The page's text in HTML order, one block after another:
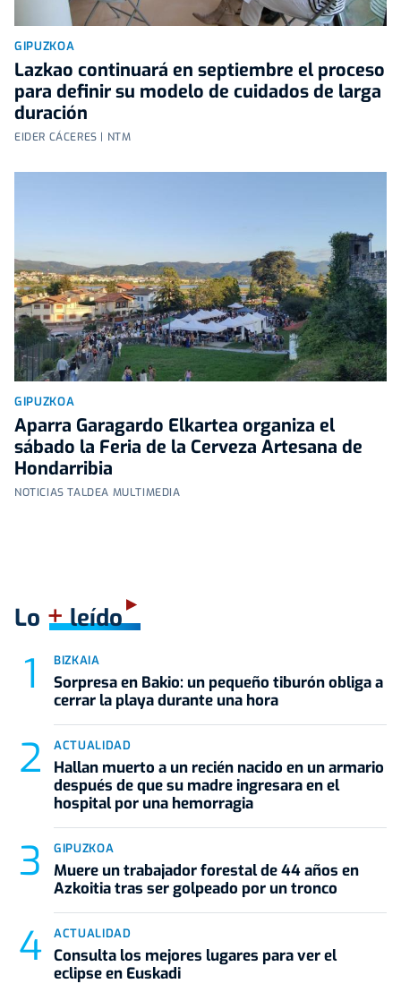
GIPUZKOA
Lazkao continuará en septiembre el proceso
para definir su modelo de cuidados de larga
duración
EIDER CÁCERES | NTM
GIPUZKOA
Aparra Garagardo Elkartea organiza el
sábado la Feria de la Cerveza Artesana de
Hondarribia
NOTICIAS TALDEA MULTIMEDIA
Lo +leído
BIZKAIA
Sorpresa en Bakio: un pequeño tiburón obliga a
cerrar la playa durante una hora
ACTUALIDAD
Hallan muerto a un recién nacido en un armario
después de que su madre ingresara en el
hospital por una hemorragia
GIPUZKOA
Muere un trabajador forestal de 44 años en
Azkoitia tras ser golpeado por un tronco
ACTUALIDAD
Consulta los mejores lugares para ver el
eclipse en Euskadi